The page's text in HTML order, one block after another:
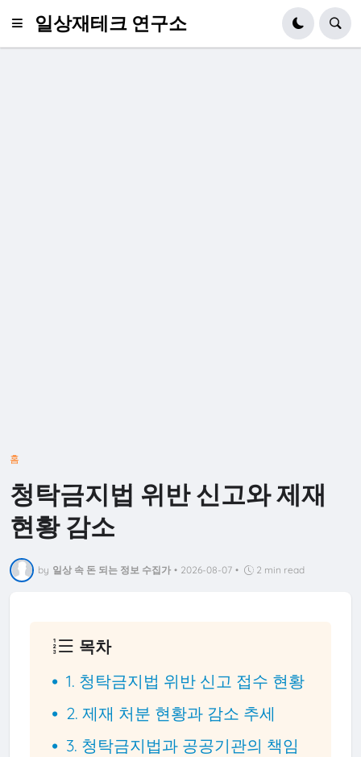
일상재테크 연구소
홈
청탁금지법 위반 신고와 제재
현황 감소
by 일상 속 돈 되는 정보 수집가 • 2026-08-07 • 2 min read
목차
1. 청탁금지법 위반 신고 접수 현황
2. 제재 처분 현황과 감소 추세
3. 청탁금지법과 공공기관의 책임